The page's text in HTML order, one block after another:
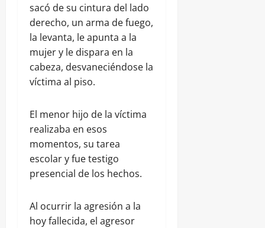
sacó de su cintura del lado
derecho, un arma de fuego,
la levanta, le apunta a la
mujer y le dispara en la
cabeza, desvaneciéndose la
víctima al piso.
El menor hijo de la víctima
realizaba en esos
momentos, su tarea
escolar y fue testigo
presencial de los hechos.
Al ocurrir la agresión a la
hoy fallecida, el agresor